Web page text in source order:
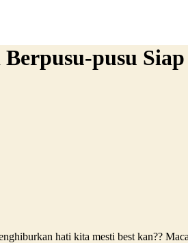
pusu
hati kita mesti best kan??